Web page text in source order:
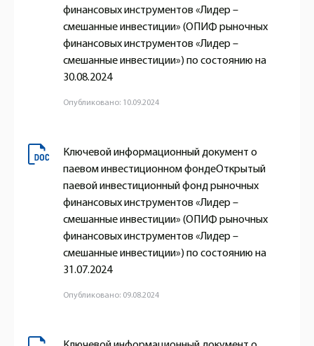
финансовых инструментов «Лидер –
смешанные инвестиции» (ОПИФ рыночных
финансовых инструментов «Лидер –
смешанные инвестиции») по состоянию на
30.08.2024
Опубликовано: 10.09.2024
Ключевой информационный документ о
паевом инвестиционном фондеОткрытый
паевой инвестиционный фонд рыночных
финансовых инструментов «Лидер –
смешанные инвестиции» (ОПИФ рыночных
финансовых инструментов «Лидер –
смешанные инвестиции») по состоянию на
31.07.2024
Опубликовано: 09.08.2024